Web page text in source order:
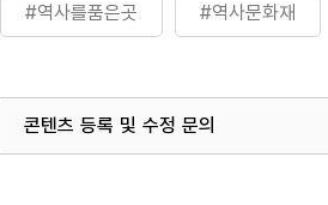
#역사를품은곳 #역사문화재
콘텐츠 등록 및 수정 문의